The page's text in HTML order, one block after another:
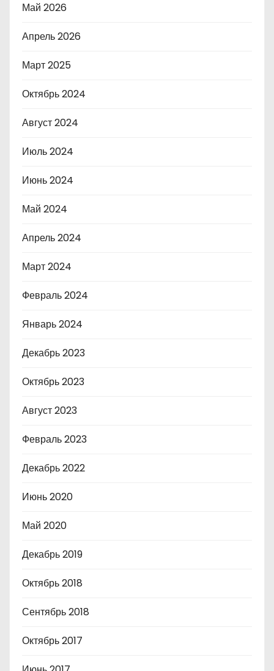
Май 2026
Апрель 2026
Март 2025
Октябрь 2024
Август 2024
Июль 2024
Июнь 2024
Май 2024
Апрель 2024
Март 2024
Февраль 2024
Январь 2024
Декабрь 2023
Октябрь 2023
Август 2023
Февраль 2023
Декабрь 2022
Июнь 2020
Май 2020
Декабрь 2019
Октябрь 2018
Сентябрь 2018
Октябрь 2017